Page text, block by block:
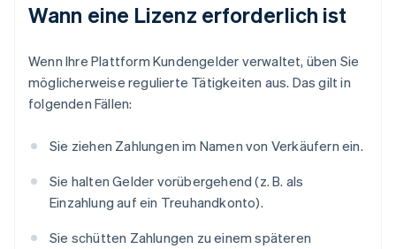
Wann eine Lizenz erforderlich ist
Wenn Ihre Plattform Kundengelder verwaltet, üben Sie
möglicherweise regulierte Tätigkeiten aus. Das gilt in
folgenden Fällen:
Sie ziehen Zahlungen im Namen von Verkäufern ein.
Sie halten Gelder vorübergehend (z. B. als
Einzahlung auf ein Treuhandkonto).
Sie schütten Zahlungen zu einem späteren